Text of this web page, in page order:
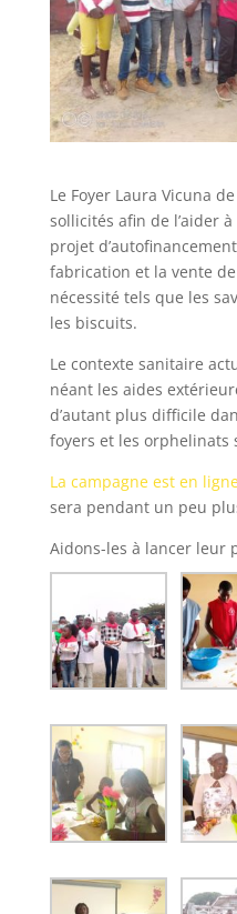
Le Foyer Laura Vicuna
sollicités afin de l’aider
projet
fabrication et la vente
nécessité tels que les
les biscuits.
Le contexte sanitaire
néant les aides
d’autant plus difficile
foyers et les orphelinats
La campagne est en
sera pendant un peu
Aidons-les à lancer leur